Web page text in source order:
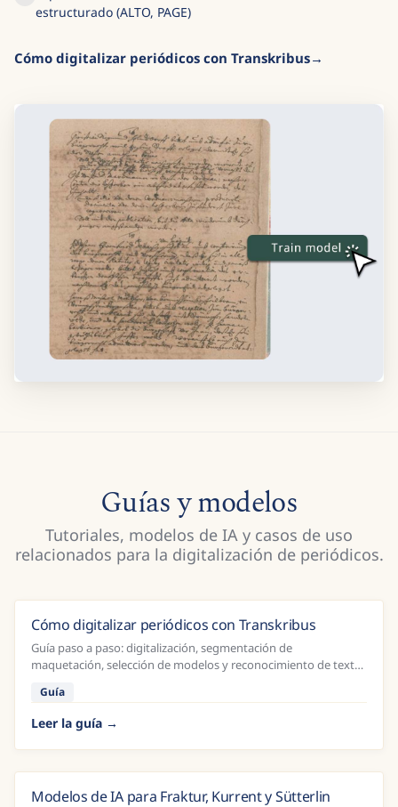
estructurado (ALTO, PAGE)
Cómo digitalizar periódicos con Transkribus
Guías y modelos
Tutoriales, modelos de IA y casos de uso
relacionados para la digitalización de periódicos.
Cómo digitalizar periódicos con Transkribus
Guía paso a paso: digitalización, segmentación de
maquetación, selección de modelos y reconocimiento de texto
Guía
Leer la guía
Modelos de IA para Fraktur, Kurrent y Sütterlin